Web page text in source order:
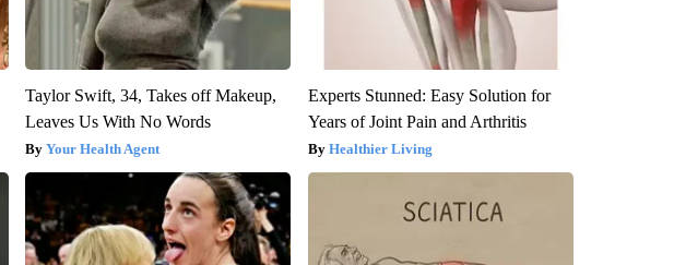
Taylor Swift, 34, Takes off Makeup,
Leaves Us With No Words
Your Health Agent
Experts Stunned: Easy Solution for
Years of Joint Pain and Arthritis
Healthier Living